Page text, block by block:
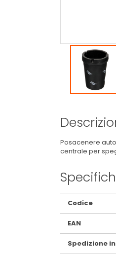
Posacenere
centrale per
Maggiori
Informazioni
Codice
EAN
Spedizione